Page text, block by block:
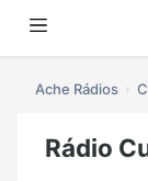
Ache Rádios
Rádio